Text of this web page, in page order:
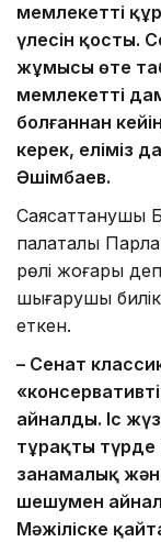
мемлекеттің
үлесін қосты.
жұмысы өте
мемлекеттің
болғаннан
керек, еліміз
Әшімбаев.
Саясаттанушы
палаталы
рөлі жоғары
шығарушы
еткен.
– Сенат
айналды. Іс
тұрақты түрде
заңнамалық
шешумен
Мәжіліске